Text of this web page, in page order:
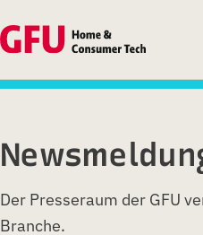
Der Presseraum der GFU
Branche.